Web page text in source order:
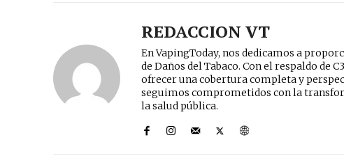
REDACCION VT
En VapingToday, nos dedicamos a
de Daños del Tabaco. Con el respaldo de
ofrecer una cobertura completa y
seguimos comprometidos con la
la salud pública.